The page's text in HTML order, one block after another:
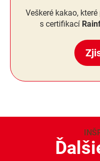
Veškeré kakao,
s certifikací